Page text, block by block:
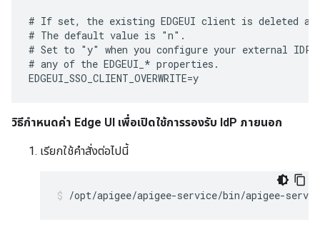
# If set, the existing EDGEUI client is deleted
# The default value is "n".
# Set to "y" when you configure your external IDP
# any of the EDGEUI_* properties.
วิธีกำหนดค่า Edge UI เพื่อเปิดใช้การรองรับ IdP ภายนอก
เรียกใช้คำสั่งต่อไปนี้
/opt/apigee/apigee-service/bin/apigee-